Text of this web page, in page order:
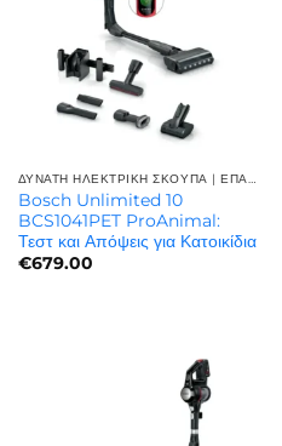
ΔΥΝΑΤΗ ΗΛΕΚΤΡΙΚΗ ΣΚΟΥΠΑ | ΕΠΑΓΓΕΛΜΑΤΙΚΉ ΙΣΧΎΣ
Bosch Unlimited 10
BCS1041PET ProAnimal:
Τεστ και Απόψεις για Κατοικίδια
€679.00